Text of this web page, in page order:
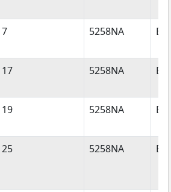
7 5258NA
17 5258NA
19 5258NA
25 5258NA